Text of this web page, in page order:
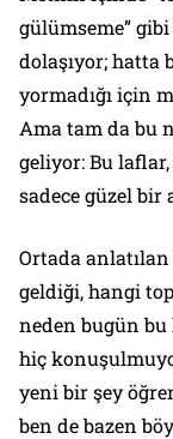
gülümseme”
dolaşıyor; hatta
yormadığı için
Ama tam da bu
geliyor: Bu
sadece güzel
Ortada
geldiği, hangi
neden bugün
hiç
yeni bir şey
ben de bazen